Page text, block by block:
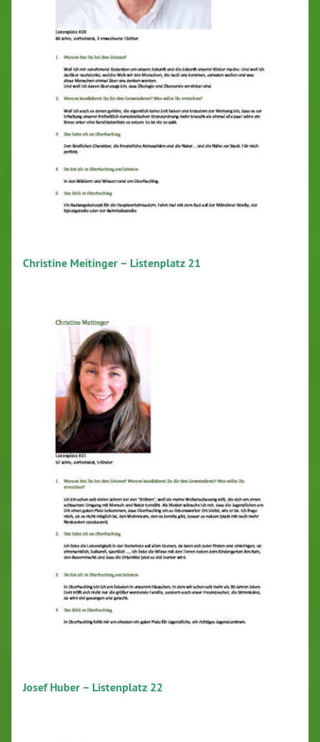
Christine Meitinger – Listenplatz 21
Josef Huber – Listenplatz 22